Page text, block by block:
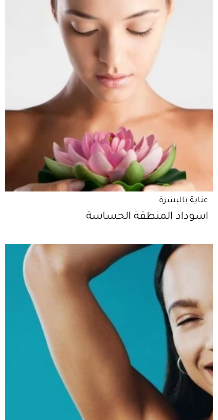
عناية بالبشرة
اسوداد المنطقة الحساسة